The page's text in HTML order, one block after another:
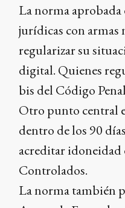
La norma aprobada
jurídicas con
regularizar su
digital. Quienes
bis del Código
Otro punto central
dentro de los 90
acreditar idoneidad
Controlados.
La norma también